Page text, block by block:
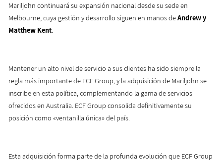
Mariljohn continuará su expansión nacional desde su sede en
Melbourne, cuya gestión y desarrollo siguen en manos deAndrew y
Matthew Kent.
Mantener un alto nivel de servicio a sus clientes ha sido siempre la
regla más importante de ECF Group, y la adquisición de Mariljohn se
inscribe en esta política, complementando la gama de servicios
ofrecidos en Australia. ECF Group consolida definitivamente su
posición como «ventanilla única» del país.
Esta adquisición forma parte de la profunda evolución que ECF Group